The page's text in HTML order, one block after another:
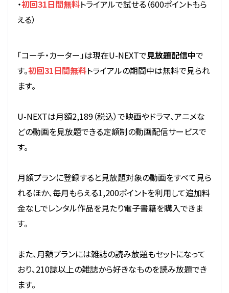
・初回31日間無料トライアルで試せる（600ポイントもら
える）
「コーチ・カーター」は現在U-NEXTで見放題配信中で
す。初回31日間無料トライアルの期間中は無料で見られ
ます。
U-NEXTは月額2,189（税込）で映画やドラマ、アニメな
どの動画を見放題できる定額制の動画配信サービスで
す。
月額プランに登録すると見放題対象の動画をすべて見ら
れるほか、毎月もらえる1,200ポイントを利用して追加料
金なしでレンタル作品を見たり電子書籍を購入できま
す。
また、月額プランには雑誌の読み放題もセットになって
おり、210誌以上の雑誌から好きなものを読み放題でき
ます。